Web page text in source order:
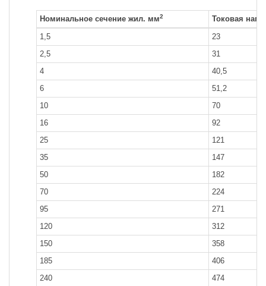
Номинальное сечение жил. мм2
Токовая
1,5
23
2,5
31
4
40,5
6
51,2
10
70
16
92
25
121
35
147
50
182
70
224
95
271
120
312
150
358
185
406
240
474